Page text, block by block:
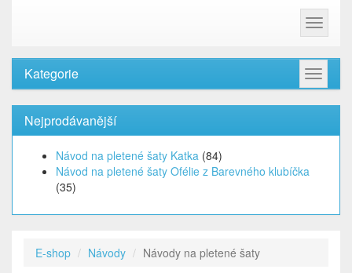
Toggle
Toggle
Kategorie
Nejprodávanější
Návod na pletené šaty Katka (84)
Návod na pletené šaty Ofélie z Barevného klubíčka
(35)
E-shop Návody Návody na pletené šaty